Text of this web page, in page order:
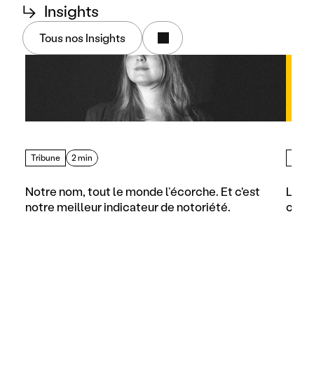
↳ Insights
Tous nos Insights
Tribune 2 min
Notre nom, tout le monde l’écorche. Et c'est
notre meilleur indicateur de notoriété.
Les